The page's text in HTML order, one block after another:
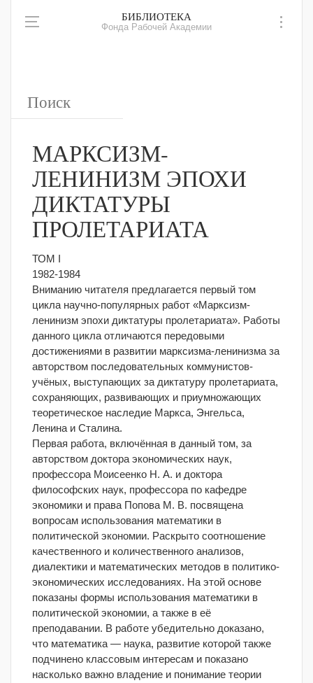
БИБЛИОТЕКА
Фонда Рабочей Академии
МАРКСИЗМ-
ЛЕНИНИЗМ ЭПОХИ
ДИКТАТУРЫ
ПРОЛЕТАРИАТА
ТОМ I
1982-1984
Вниманию читателя предлагается первый том
цикла научно-популярных работ «Марксизм-
ленинизм эпохи диктатуры пролетариата». Работы
данного цикла отличаются передовыми
достижениями в развитии марксизма-ленинизма за
авторством последовательных коммунистов-
учёных, выступающих за диктатуру пролетариата,
сохраняющих, развивающих и приумножающих
теоретическое наследие Маркса, Энгельса,
Ленина и Сталина.
Первая работа, включённая в данный том, за
авторством доктора экономических наук,
профессора Моисеенко Н. А. и доктора
философских наук, профессора по кафедре
экономики и права Попова М. В. посвящена
вопросам использования математики в
политической экономии. Раскрыто соотношение
качественного и количественного анализов,
диалектики и математических методов в политико-
экономических исследованиях. На этой основе
показаны формы использования математики в
политической экономии, а также в её
преподавании. В работе убедительно доказано,
что математика — наука, развитие которой также
подчинено классовым интересам и показано
насколько важно владение и понимание теории